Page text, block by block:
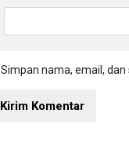
Simpan nama, email,